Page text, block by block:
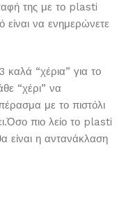
της με το plasti
να ενημερώνετε
“χέρια” για το
“χέρι” να
με το πιστόλι
πιο λείο το plasti
είναι η αντανάκλαση